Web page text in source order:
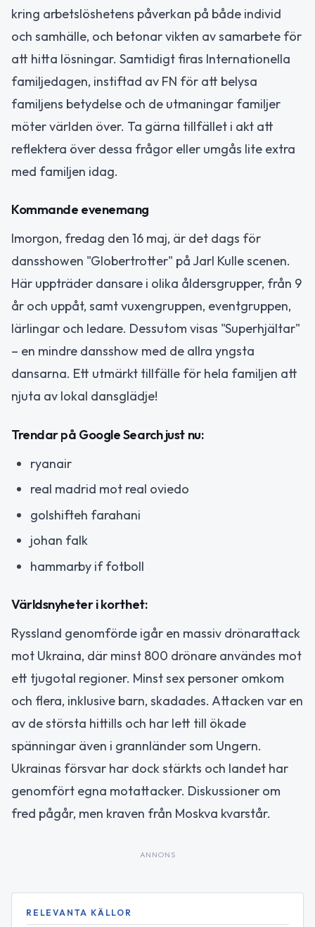
kring arbetslöshetens påverkan på både individ
och samhälle, och betonar vikten av samarbete för
att hitta lösningar. Samtidigt firas Internationella
familjedagen, instiftad av FN för att belysa
familjens betydelse och de utmaningar familjer
möter världen över. Ta gärna tillfället i akt att
reflektera över dessa frågor eller umgås lite extra
med familjen idag.
Kommande evenemang
Imorgon, fredag den 16 maj, är det dags för
dansshowen "Globertrotter" på Jarl Kulle scenen.
Här uppträder dansare i olika åldersgrupper, från 9
år och uppåt, samt vuxengruppen, eventgruppen,
lärlingar och ledare. Dessutom visas "Superhjältar"
– en mindre dansshow med de allra yngsta
dansarna. Ett utmärkt tillfälle för hela familjen att
njuta av lokal dansglädje!
Trendar på Google Search just nu:
ryanair
real madrid mot real oviedo
golshifteh farahani
johan falk
hammarby if fotboll
Världsnyheter i korthet:
Ryssland genomförde igår en massiv drönarattack
mot Ukraina, där minst 800 drönare användes mot
ett tjugotal regioner. Minst sex personer omkom
och flera, inklusive barn, skadades. Attacken var en
av de största hittills och har lett till ökade
spänningar även i grannländer som Ungern.
Ukrainas försvar har dock stärkts och landet har
genomfört egna motattacker. Diskussioner om
fred pågår, men kraven från Moskva kvarstår.
ANNONS
RELEVANTA KÄLLOR